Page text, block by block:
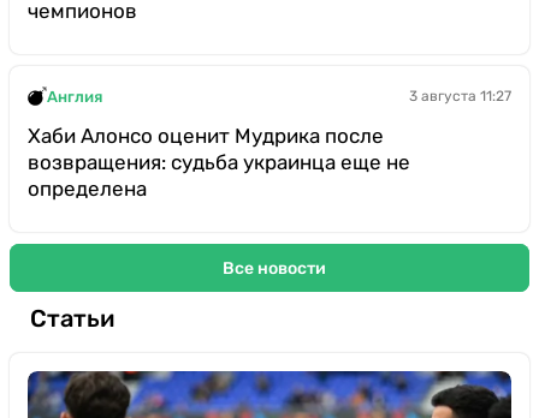
чемпионов
Англия 3 августа 11:27
Хаби Алонсо оценит Мудрика после
возвращения: судьба украинца еще не
определена
Все новости
Статьи